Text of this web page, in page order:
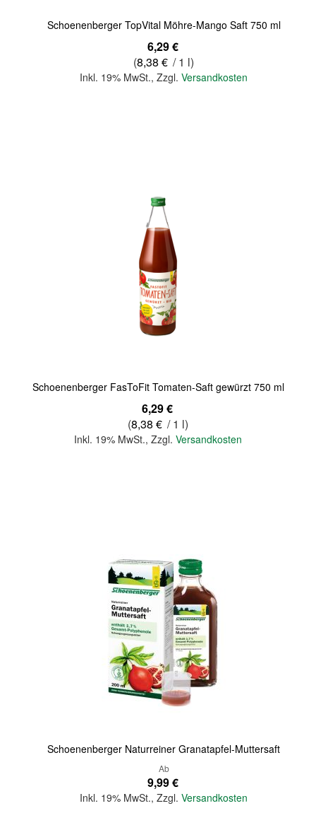
Schoenenberger TopVital Möhre-Mango Saft 750 ml
6,29 €
(8,38 € / 1 l)
Inkl. 19% MwSt.,Zzgl.Versandkosten
Schoenenberger FasToFit Tomaten-Saft gewürzt 750 ml
6,29 €
(8,38 € / 1 l)
Inkl. 19% MwSt., Zzgl. Versandkosten
Schoenenberger Naturreiner Granatapfel-Muttersaft
Ab
9,99 €
Inkl. 19% MwSt.,Zzgl.Versandkosten